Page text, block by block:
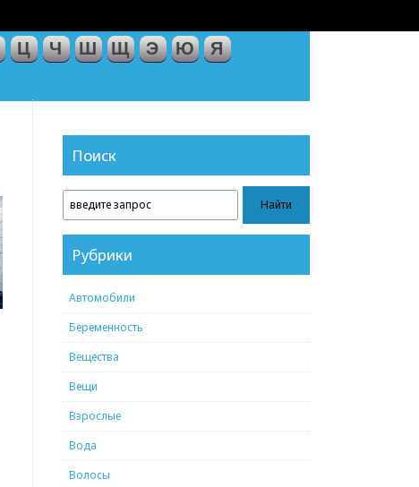
Ц Ч Ш Щ Э Ю Я
Поиск
Рубрики
Автомобили
Беременность
Вещества
Вещи
Взрослые
Вода
Волосы